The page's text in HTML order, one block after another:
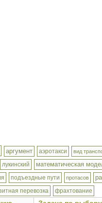
аргумент аэротакси вид
лукинский математическая
подъездные пути протасов
перевозка фрахтование